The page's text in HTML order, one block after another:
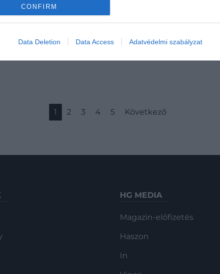
CONFIRM
Data Deletion Data Access Adatvédelmi szabályzat
megérdemelnek egy kis figyelmet.
Ezúttal olyan ajándékötleteket
emlékeket, a hétvégi
HAMU ÉS GYÉMÁNT
1 2 3 4 5 Következő
HG MEDIA
Magazin-előfizetés
Haszon
In